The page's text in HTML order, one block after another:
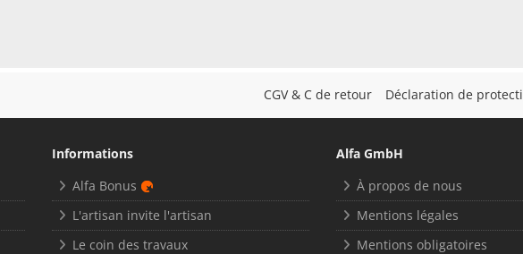
CGV & C de retour Déclaration de
Informations
Alfa Bonus
L'artisan invite l'artisan
Le coin des travaux
Alfa GmbH
À propos de nous
Mentions légales
Mentions obligatoires